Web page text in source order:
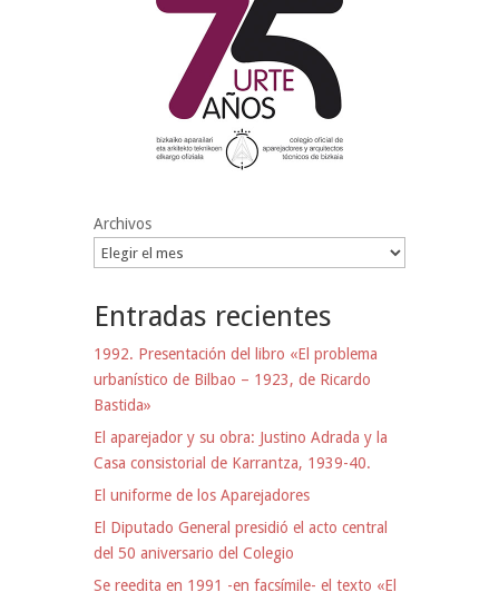
Archivos
Entradas recientes
1992. Presentación del libro «El problema
urbanístico de Bilbao – 1923, de Ricardo
Bastida»
El aparejador y su obra: Justino Adrada y la
Casa consistorial de Karrantza, 1939-40.
El uniforme de los Aparejadores
El Diputado General presidió el acto central
del 50 aniversario del Colegio
Se reedita en 1991 -en facsímile- el texto «El